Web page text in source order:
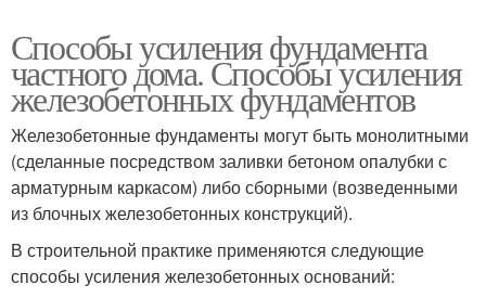
Способы усиления фундамента
частного дома. Способы усиления
железобетонных фундаментов
Железобетонные фундаменты могут быть монолитными
(сделанные посредством заливки бетоном опалубки с
арматурным каркасом) либо сборными (возведенными
из блочных железобетонных конструкций).
В строительной практике применяются следующие
способы усиления железобетонных оснований: